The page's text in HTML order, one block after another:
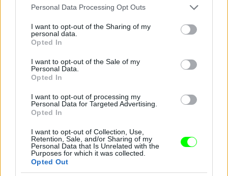
Please note that this website/app uses one or more Google
not limited to your visit or usage behaviour. You may click to
grant or deny consent to Google and its third-party tags to
use your data for below specified purposes in below Google
consent section.
Personal Data Processing Opt Outs
I want to opt-out of the Sharing of my
personal data.
Opted In
I want to opt-out of the Sale of my
Personal Data.
Opted In
I want to opt-out of processing my
Personal Data for Targeted Advertising.
Opted In
I want to opt-out of Collection, Use,
Retention, Sale, and/or Sharing of my
Personal Data that Is Unrelated with the
Purposes for which it was collected.
Opted Out
Jön még kép!